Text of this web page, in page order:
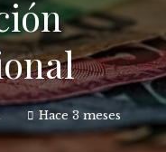
Hace 3 meses